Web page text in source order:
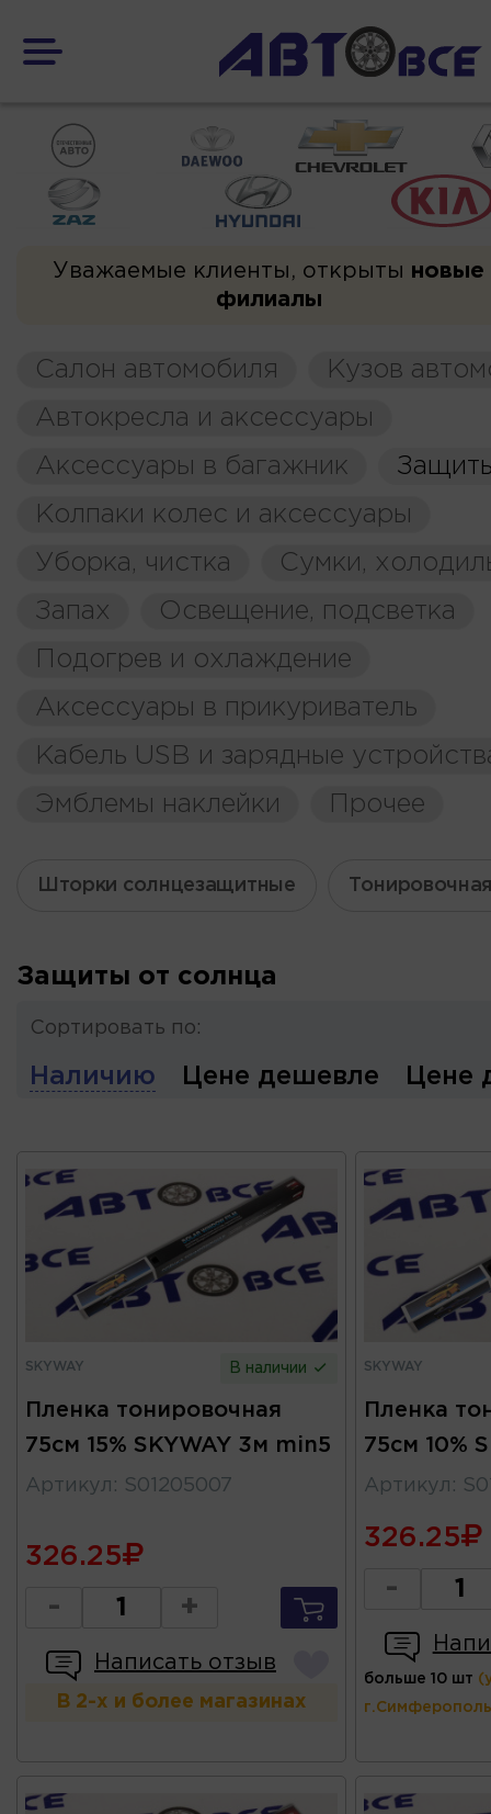
Уважаемые клиенты, открыты новые
филиалы
Салон автомобиля
Кузов
Автокресла и аксессуары
Аксессуары в багажник
Колпаки колес и аксессуары
Уборка, чистка
Сумки,
Запах
Освещение, подсветка
Подогрев и охлаждение
Аксессуары в прикуриватель
Кабель USB и зарядные
Эмблемы наклейки
Прочее
Шторки солнцезащитные
Защиты от солнца
Сортировать по:
Наличию Цене дешевле Цене
SKYWAY В наличии
Пленка тонировочная
75см 15% SKYWAY 3м min5
Артикул : S01205007
326.25
- +
Написать отзыв
В 2-х и более магазинах
SKYWAY
Пленка
75см 10%
Артикул :
326.25
-
больше 10 шт